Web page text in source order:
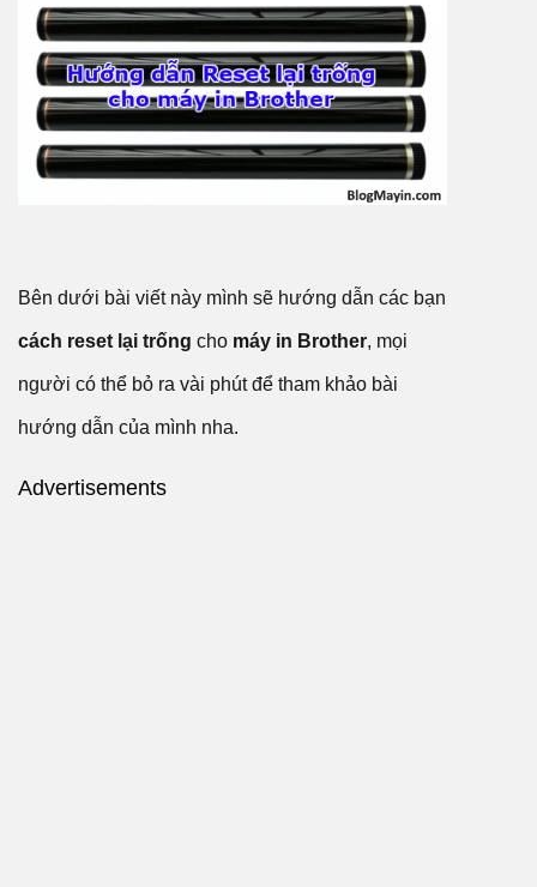
Bên dưới bài viết này mình sẽ hướng dẫn các bạn
cách reset lại trống cho máy in Brother, mọi
người có thể bỏ ra vài phút để tham khảo bài
hướng dẫn của mình nha.
Advertisements